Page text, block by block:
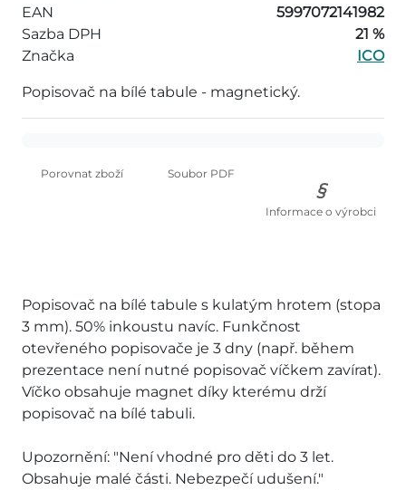
EAN
5997072141982
Sazba DPH
21 %
Značka
ICO
Popisovač na bílé tabule - magnetický.
Porovnat zboží Soubor PDF
Informace o výrobci
Popisovač na bílé tabule s kulatým hrotem (stopa
3 mm). 50% inkoustu navíc. Funkčnost
otevřeného popisovače je 3 dny (např. během
prezentace není nutné popisovač víčkem zavírat).
Víčko obsahuje magnet díky kterému drží
popisovač na bílé tabuli.
Upozornění: "Není vhodné pro děti do 3 let.
Obsahuje malé části. Nebezpečí udušení."